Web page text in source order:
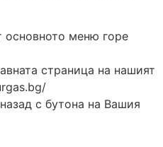
меню горе
страница на нашият
с бутона на Вашия